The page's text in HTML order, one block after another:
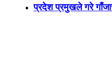
प्रदेश प्रमुखले गरे